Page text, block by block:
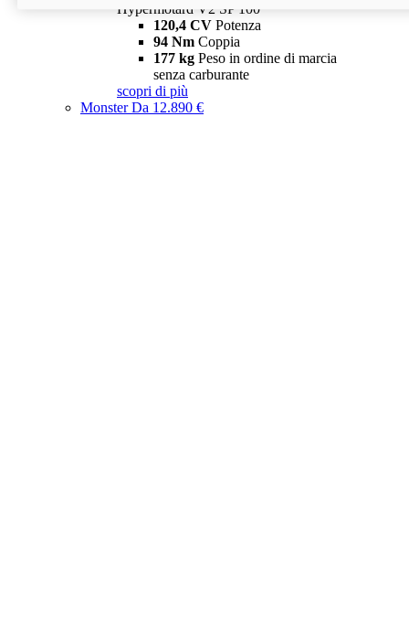
Hypermotard V2 SP 100
120,4 CV Potenza
94 Nm Coppia
177 kg Peso in ordine di marcia
senza carburante
scopri di più
MonsterDa 12.890 €